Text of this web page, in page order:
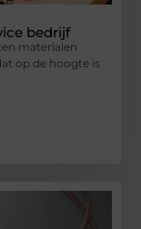
bedrijf
materialen
op de hoogte is